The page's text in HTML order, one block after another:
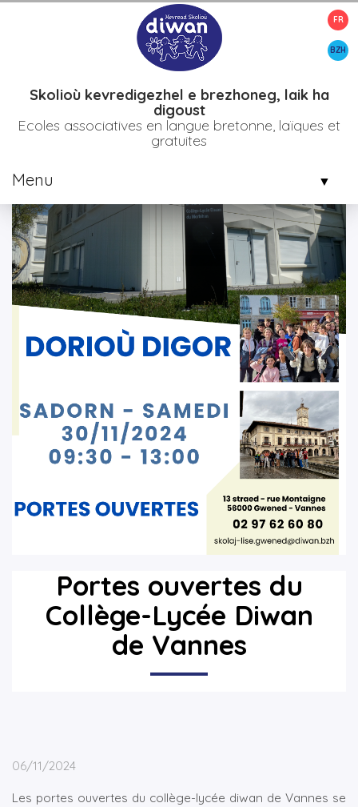
FR
BZH
Skolioù kevredigezhel e brezhoneg, laik ha
digoust
Ecoles associatives en langue bretonne, laïques et
gratuites
Menu ▼
▼
▼
▼
▼
▼
Etablissements > Bro diwan gwened
Portes ouvertes
du Collège-Lycée Diwan de Vannes
Portes ouvertes du
Collège-Lycée Diwan
de Vannes
06/11/2024
Les portes ouvertes du collège-lycée diwan de Vannes se